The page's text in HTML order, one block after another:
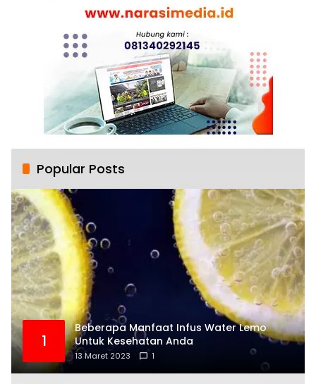
Popular Posts
1
Beberapa Manfaat Infus Water Lemo
Untuk Kesehatan Anda
13 Maret 2023 1